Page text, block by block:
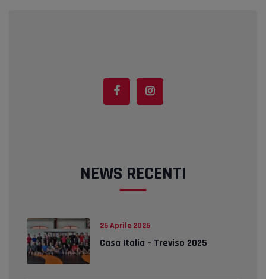
NEWS RECENTI
25 Aprile 2025
Casa Italia – Treviso 2025